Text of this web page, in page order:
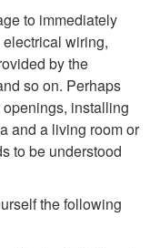
to immediately
wiring,
by the
so on. Perhaps
installing
and a living room or
to be understood
the following